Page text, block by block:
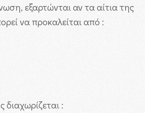
εξαρτώνται αν τα αίτια της
να προκαλείται από :
διαχωρίζεται :